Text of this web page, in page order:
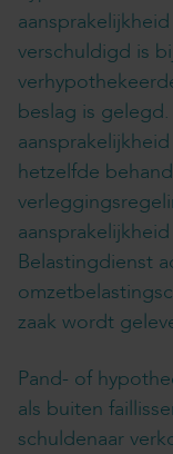
verschuldigd is
beslag is
hetzelfde
Belastingdienst
zaak wordt
Pand- of
als buiten
schuldenaar